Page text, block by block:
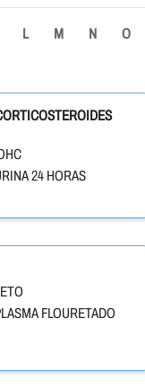
L M N O
24 HORAS
FLOURETADO